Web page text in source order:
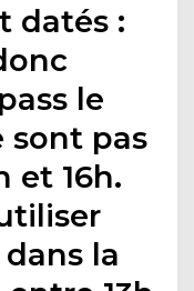
datés :
le
sont pas
et 16h.
la